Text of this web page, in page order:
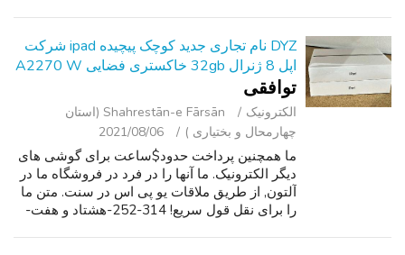
DYZ نام تجاری جدید کوچک پیچیده ipad شرکت
اپل 8 ژنرال 32gb خاکستری فضایی A2270 W
توافقی
الکترونیک
Shahrestān-e Fārsān (استان
چهارمحال و بختیاری )
2021/08/06
ما همچنین پرداخت حدود$ساعت برای گوشی های
دیگر الکترونیک. ما آنها را در فرد در فروشگاه ما در
آلتون, از طریق ملاقات یو پی اس در سنت. متن ما
را برای نقل قول سریع! 314-252-هشتاد و هفت-